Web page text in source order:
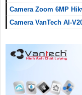
Camera Zoom 6MP
Camera VanTech AI-